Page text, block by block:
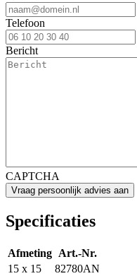
Telefoon
Bericht
CAPTCHA
Specificaties
Afmeting Art.-Nr.
15 x 15
82780AN